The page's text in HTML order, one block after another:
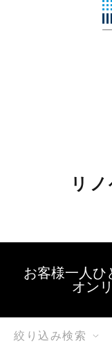
リ
お客様一人ひ
オン
絞り込み検索